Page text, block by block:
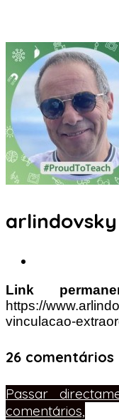
arlindovsky
Link
https://
vinculacao-
26 comentários
Passar
comentários,